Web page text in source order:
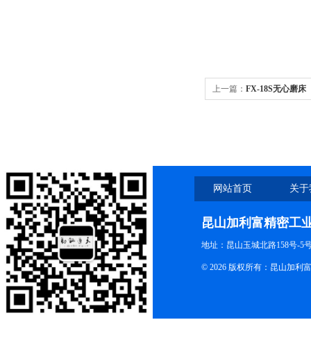
上一篇： FX-18S无心磨床
网站首页 关
昆山加利富精密工
地址：昆山玉城北路158号-5
© 2026 版权所有：昆山加利